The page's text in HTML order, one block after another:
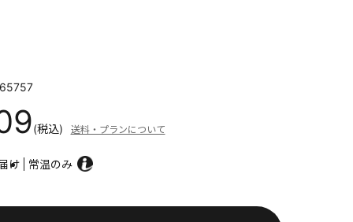
(税込) 送料・プランについて
け 常温のみ